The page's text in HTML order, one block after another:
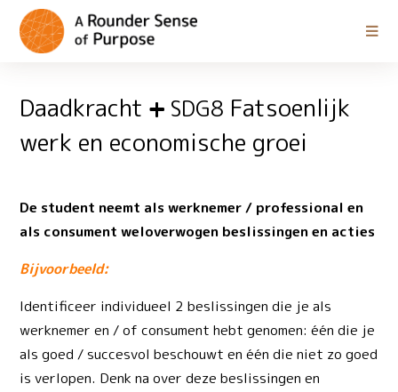
Daadkracht SDG8 Fatsoenlijk
werk en economische groei
De student neemt als werknemer / professional en
als consument weloverwogen beslissingen en acties
Bijvoorbeeld:
Identificeer individueel 2 beslissingen die je als
werknemer en / of consument hebt genomen: één die je
als goed / succesvol beschouwt en één die niet zo goed
is verlopen. Denk na over deze beslissingen en